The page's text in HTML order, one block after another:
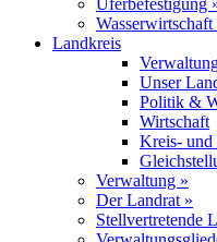
Uferbefestigung
Wasserwirtschaft
Landkreis
Unser
Politik &
Wirtschaft
Kreis-
Verwaltung »
Der Landrat »
Stellvertretende